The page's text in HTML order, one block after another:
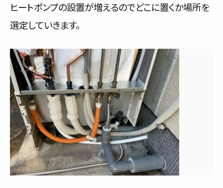
ヒートポンプの設置が増えるのでどこに置くか場所を
選定していきます。